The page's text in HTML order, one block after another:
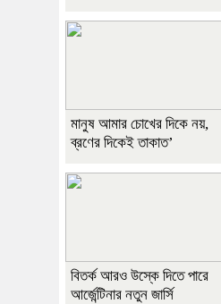
মানুষ আমার চোখের দিকে নয়,
ব্রণের দিকেই তাকাত’
বিতর্ক আরও উস্কে দিতে পারে
আর্জেন্টিনার নতুন জার্সি